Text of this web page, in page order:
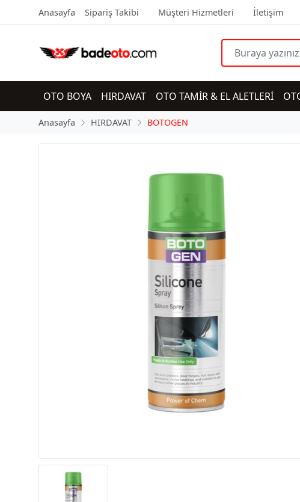
Anasayfa Sipariş Takibi Müşteri Hizmetleri İletişim
OTO BOYA HIRDAVAT OTO TAMİR & EL ALETLERİ
Anasayfa HIRDAVAT BOTOGEN